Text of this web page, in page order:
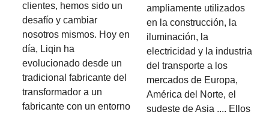
clientes, hemos sido un
desafío y cambiar
nosotros mismos. Hoy en
día, Liqin ha
evolucionado desde un
tradicional fabricante del
transformador a un
fabricante con un entorno
ampliamente utilizados
en la construcción, la
iluminación, la
electricidad y la industria
del transporte a los
mercados de Europa,
América del Norte, el
sudeste de Asia .... Ellos